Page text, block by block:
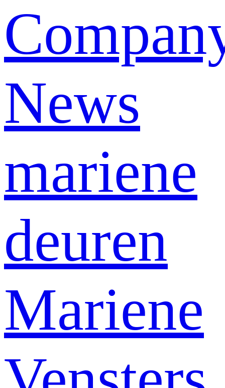
News
mariene
deuren
Mariene